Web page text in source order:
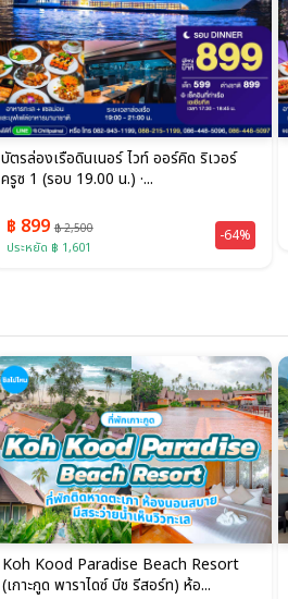
บัตรล่องเรือดินเนอร์ ไวท์ ออร์คิด ริเวอร์
ครูซ 1 (รอบ 19.00 น.) ·...
฿ 899฿ 2,500
ประหยัด ฿ 1,601
-64%
Koh Kood Paradise Beach Resort
(เกาะกูด พาราไดซ์ บีช รีสอร์ท) ห้อ...